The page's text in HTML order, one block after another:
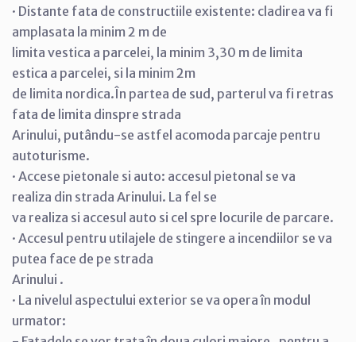
· Distante fata de constructiile existente: cladirea va fi
amplasata la minim 2 m de
limita vestica a parcelei, la minim 3,30 m de limita
estica a parcelei, si la minim 2m
de limita nordica.În partea de sud, parterul va fi retras
fata de limita dinspre strada
Arinului, putându-se astfel acomoda parcaje pentru
autoturisme.
· Accese pietonale si auto: accesul pietonal se va
realiza din strada Arinului. La fel se
va realiza si accesul auto si cel spre locurile de parcare.
· Accesul pentru utilajele de stingere a incendiilor se va
putea face de pe strada
Arinului .
· La nivelul aspectului exterior se va opera în modul
urmator: